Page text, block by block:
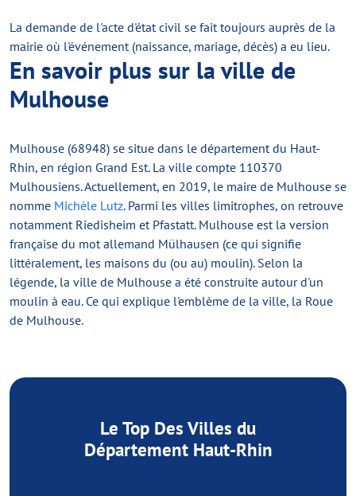
La demande de l'acte d'état civil se fait toujours auprès de la
mairie où l'événement (naissance, mariage, décès) a eu lieu.
En savoir plus sur la ville de
Mulhouse
Mulhouse (68948) se situe dans le département du Haut-
Rhin, en région Grand Est. La ville compte 110370
Mulhousiens. Actuellement, en 2019, le maire de Mulhouse se
nomme Michèle Lutz. Parmi les villes limitrophes, on retrouve
notamment Riedisheim et Pfastatt. Mulhouse est la version
française du mot allemand Mülhausen (ce qui signifie
littéralement, les maisons du (ou au) moulin). Selon la
légende, la ville de Mulhouse a été construite autour d'un
moulin à eau. Ce qui explique l'emblème de la ville, la Roue
de Mulhouse.
Le Top Des Villes du
Département Haut-Rhin